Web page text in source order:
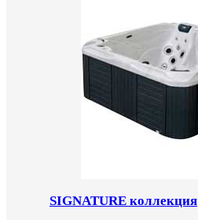
SIGNATURE коллекция